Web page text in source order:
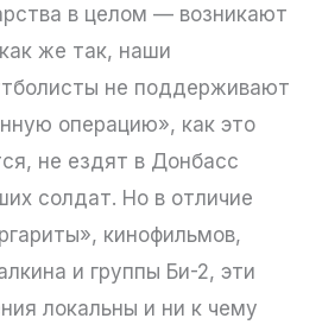
в целом — возникают
же так, наши
не поддерживают
операцию», как это
не ездят в Донбасс
солдат. Но в отличие
кинофильмов,
и группы Би-2, эти
локальны и ни к чему